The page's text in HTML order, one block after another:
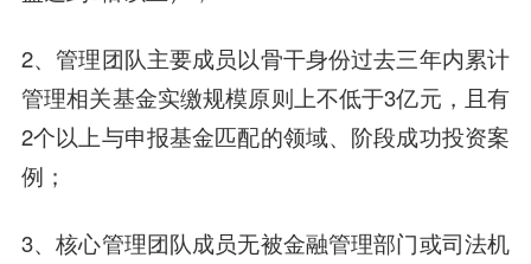
2、管理团队主要成员以骨干身份过去三年内累计
管理相关基金实缴规模原则上不低于3亿元，且有
2个以上与申报基金匹配的领域、阶段成功投资案
例；
3、核心管理团队成员无被金融管理部门或司法机